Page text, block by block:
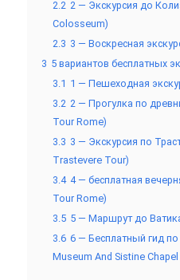
2.2 2 — Экскурсия до
Colosseum)
2.3 3 — Воскресная
3 5 вариантов бесплатных
3.1 1 — Пешеходная
3.2 2 — Прогулка по
Tour Rome)
3.3 3 — Экскурсия по
Trastevere Tour)
3.4 4 — бесплатная
Tour Rome)
3.5 5 — Маршрут до
3.6 6 — Бесплатный гид
Museum And Sistine